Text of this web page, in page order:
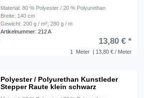
Material: 80 % Polyester / 20 % Polyurethan
Breite: 140 cm
Gewicht: 200 g / m²; 280 g / m
Artikelnummer: 212 A
1 Meter | 13,80 € / Meter
13,80 € *
Polyester / Polyurethan Kunstleder
Stepper Raute klein schwarz